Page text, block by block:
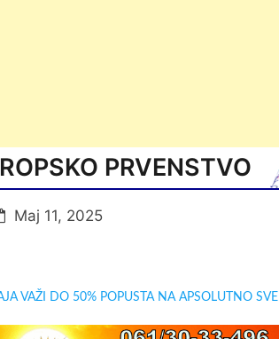
PRVENSTVO
Мај 11, 2025
VAŽI DO 50% POPUSTA NA APSOLUTNO SVE